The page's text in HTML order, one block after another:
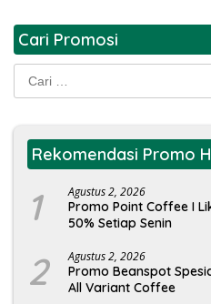
Cari Promosi
Cari
untuk:
Rekomendasi Promo
1 Agustus 2, 2026
Promo Point Coffee I
50% Setiap Senin
2 Agustus 2, 2026
Promo Beanspot
All Variant Coffee